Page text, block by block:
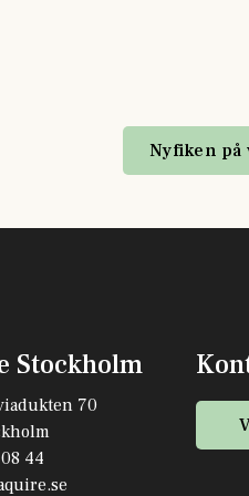
Nyfiken på
Stockholm
70
44